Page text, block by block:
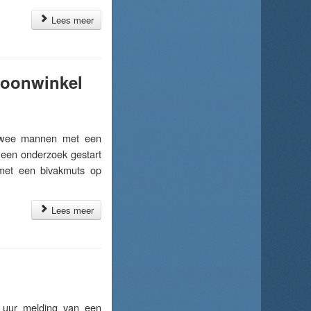
Lees meer
mannen met een
onderzoek gestart
een bivakmuts op
Lees meer
melding van een